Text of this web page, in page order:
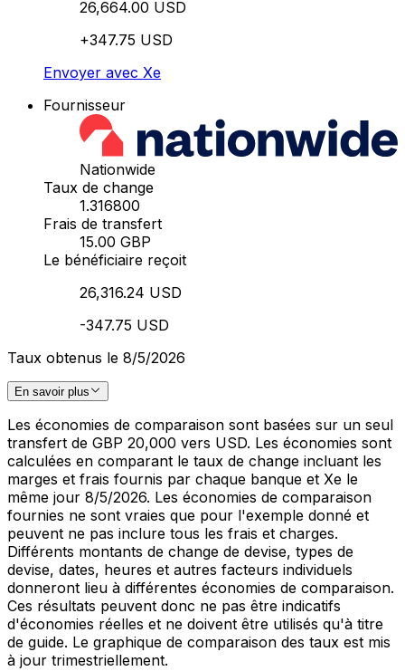
26,664.00 USD
+347.75 USD
Envoyer avec Xe
Fournisseur
Nationwide
Taux de change
1.316800
Frais de transfert
15.00 GBP
Le bénéficiaire reçoit
26,316.24 USD
-347.75 USD
Taux obtenus le 8/5/2026
En savoir plus
Les économies de comparaison sont basées sur un seul
transfert de GBP 20,000 vers USD. Les économies sont
calculées en comparant le taux de change incluant les
marges et frais fournis par chaque banque et Xe le
même jour 8/5/2026. Les économies de comparaison
fournies ne sont vraies que pour l'exemple donné et
peuvent ne pas inclure tous les frais et charges.
Différents montants de change de devise, types de
devise, dates, heures et autres facteurs individuels
donneront lieu à différentes économies de comparaison.
Ces résultats peuvent donc ne pas être indicatifs
d'économies réelles et ne doivent être utilisés qu'à titre
de guide. Le graphique de comparaison des taux est mis
à jour trimestriellement.